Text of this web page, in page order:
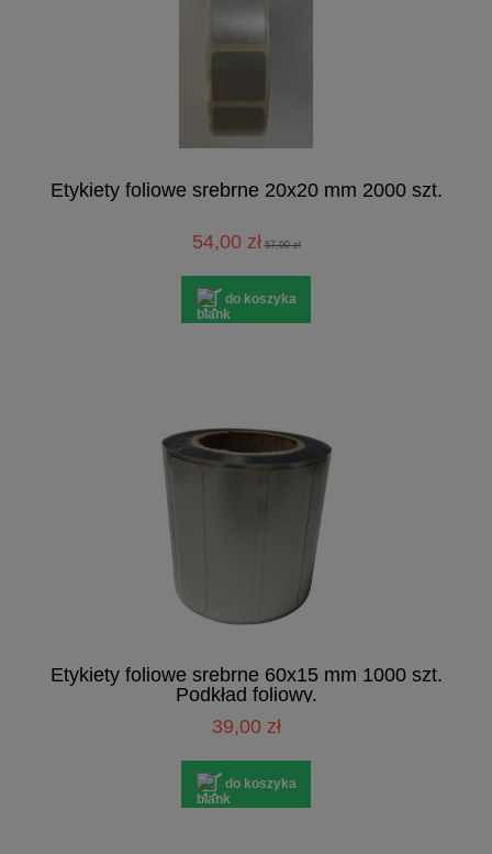
Etykiety foliowe srebrne 20x20 mm 2000 szt.
54,00 zł 57,00 zł
do koszyka
Etykiety foliowe srebrne 60x15 mm 1000 szt.
Podkład foliowy.
39,00 zł
do koszyka